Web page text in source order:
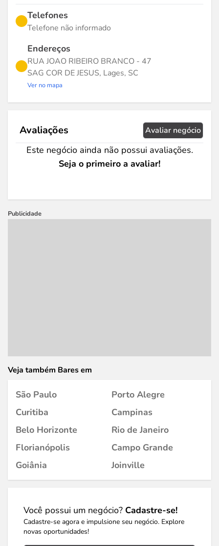
Telefones
Telefone não informado
Endereços
RUA JOAO RIBEIRO BRANCO - 47
SAG COR DE JESUS, Lages, SC
Ver no mapa
Avaliações Avaliar negócio
Este negócio ainda não possui avaliações.
Seja o primeiro a avaliar!
Publicidade
Veja também Bares em
São Paulo
Porto Alegre
Curitiba
Campinas
Belo Horizonte
Rio de Janeiro
Florianópolis
Campo Grande
Goiânia
Joinville
Você possui um negócio? Cadastre-se!
Cadastre-se agora e impulsione seu negócio. Explore
novas oportunidades!